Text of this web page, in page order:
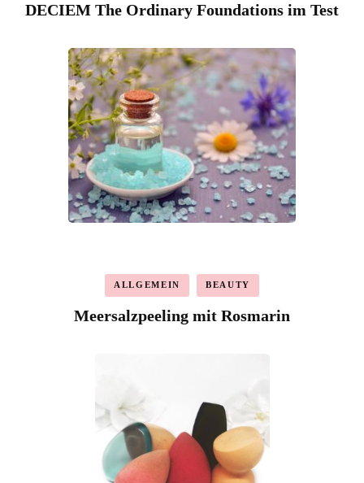
DECIEM The Ordinary Foundations im Test
ALLGEMEIN BEAUTY
Meersalzpeeling mit Rosmarin